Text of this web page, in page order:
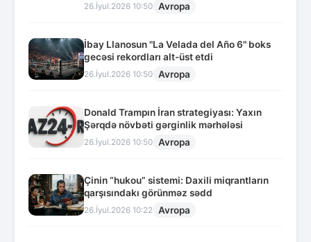
26.İyul.2026 10:50 Avropa
İbay Llanosun "La Velada del Año 6" boks
gecəsi rekordları alt-üst etdi
26.İyul.2026 10:50 Avropa
Donald Trampın İran strategiyası: Yaxın
Şərqdə növbəti gərginlik mərhələsi
26.İyul.2026 10:50 Avropa
Çinin “hukou” sistemi: Daxili miqrantların
qarşısındakı görünməz sədd
26.İyul.2026 10:22 Avropa